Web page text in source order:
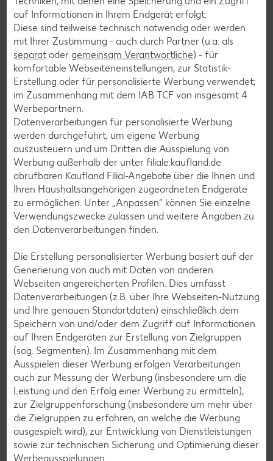
Weitere interessante
Rezeptkategorien
Burger-Rezepte
Pizza-Rezepte
Pasta-Rezepte
Sushi-Rezepte
Raclette-Rezepte
Flammkuchen-Rezepte
Frühstücksrezepte
Salat-Rezepte
Spargel-Rezepte
Fleisch-Rezepte
Fisch-Rezepte
Geflügel-Rezepte
Lamm-Rezepte
Grill-Rezepte
auf Informationen in Ihrem Endgerät erfolgt.
Diese sind teilweise technisch notwendig oder werden
mit Ihrer Zustimmung - auch durch Partner (u.a. als
separat oder gemeinsam Verantwortliche) - für
komfortable Webseiteneinstellungen, zur Statistik-
Erstellung oder für personalisierte Werbung verwendet;
im Zusammenhang mit dem IAB TCF von insgesamt 4
Werbepartnern.
Datenverarbeitungen für personalisierte Werbung
werden durchgeführt, um eigene Werbung
auszusteuern und um Dritten die Ausspielung von
Werbung außerhalb der unter filiale.kaufland.de
abrufbaren Kaufland Filial-Angebote über die Ihnen und
Ihren Haushaltsangehörigen zugeordneten Endgeräte
zu ermöglichen. Unter „Anpassen“ können Sie einzelne
Verwendungszwecke zulassen und weitere Angaben zu
den Datenverarbeitungen finden.
Die Erstellung personalisierter Werbung basiert auf der
Generierung von auch mit Daten von anderen
Webseiten angereicherten Profilen. Dies umfasst
Datenverarbeitungen (z.B. über Ihre Webseiten-Nutzung
und Ihre genauen Standortdaten) einschließlich dem
Speichern von und/oder dem Zugriff auf Informationen
auf Ihren Endgeräten zur Erstellung von Zielgruppen
(sog. Segmenten). Im Zusammenhang mit dem
Ausspielen dieser Werbung erfolgen Verarbeitungen
auch zur Messung der Werbung (insbesondere um die
Leistung und den Erfolg einer Werbung zu ermitteln),
zur Zielgruppenforschung (insbesondere um mehr über
die Zielgruppen zu erfahren, an welche die Werbung
ausgespielt wird), zur Entwicklung von Dienstleistungen
sowie zur technischen Sicherung und Optimierung dieser
Werbeausspielungen.